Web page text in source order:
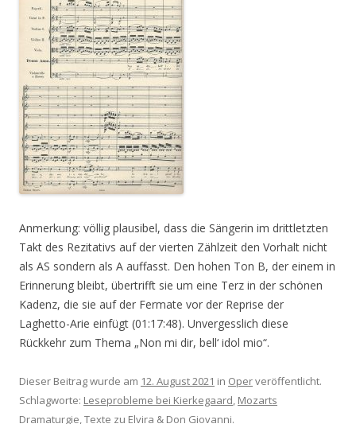
Anmerkung: völlig plausibel, dass die Sängerin im drittletzten
Takt des Rezitativs auf der vierten Zählzeit den Vorhalt nicht
als AS sondern als A auffasst. Den hohen Ton B, der einem in
Erinnerung bleibt, übertrifft sie um eine Terz in der schönen
Kadenz, die sie auf der Fermate vor der Reprise der
Laghetto-Arie einfügt (01:17:48). Unvergesslich diese
Rückkehr zum Thema „Non mi dir, bell‘ idol mio“.
Dieser Beitrag wurde am 12. August 2021 in Operveröffentlicht.
Schlagworte: Leseprobleme bei Kierkegaard, Mozarts
Dramaturgie,Texte zu Elvira & Don Giovanni.